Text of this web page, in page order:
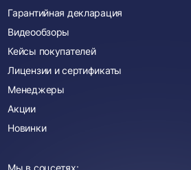
Гарантийная декларация
Видеообзоры
Кейсы покупателей
Лицензии и сертификаты
Менеджеры
Акции
Новинки
Мы в соцсетях: